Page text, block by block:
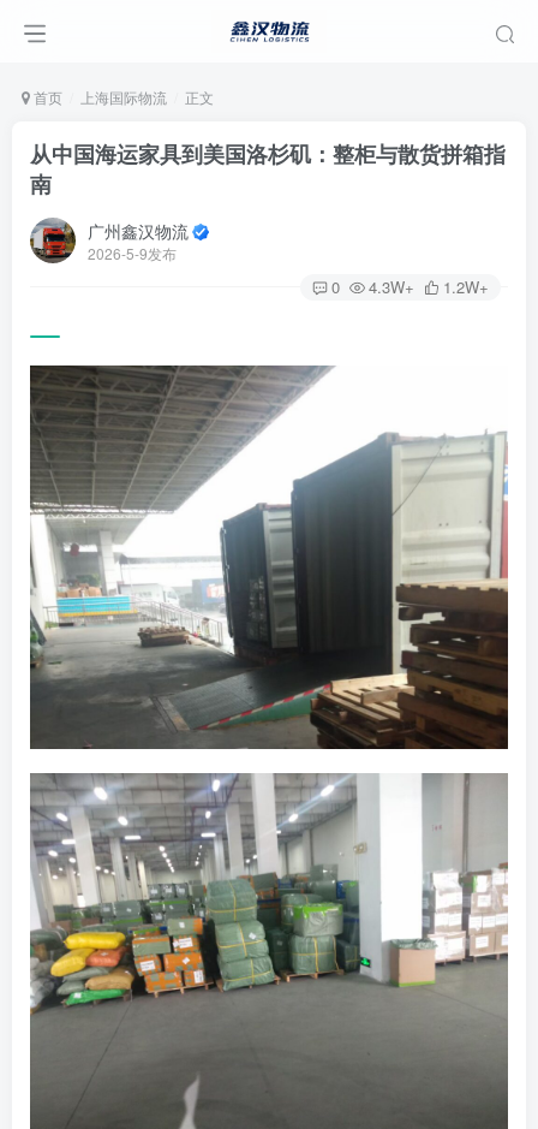
首页 上海国际物流 正文
从中国海运家具到美国洛杉矶：整柜与散货拼箱指
南
广州鑫汉物流
2026-5-9发布
0 4.3W+ 1.2W+